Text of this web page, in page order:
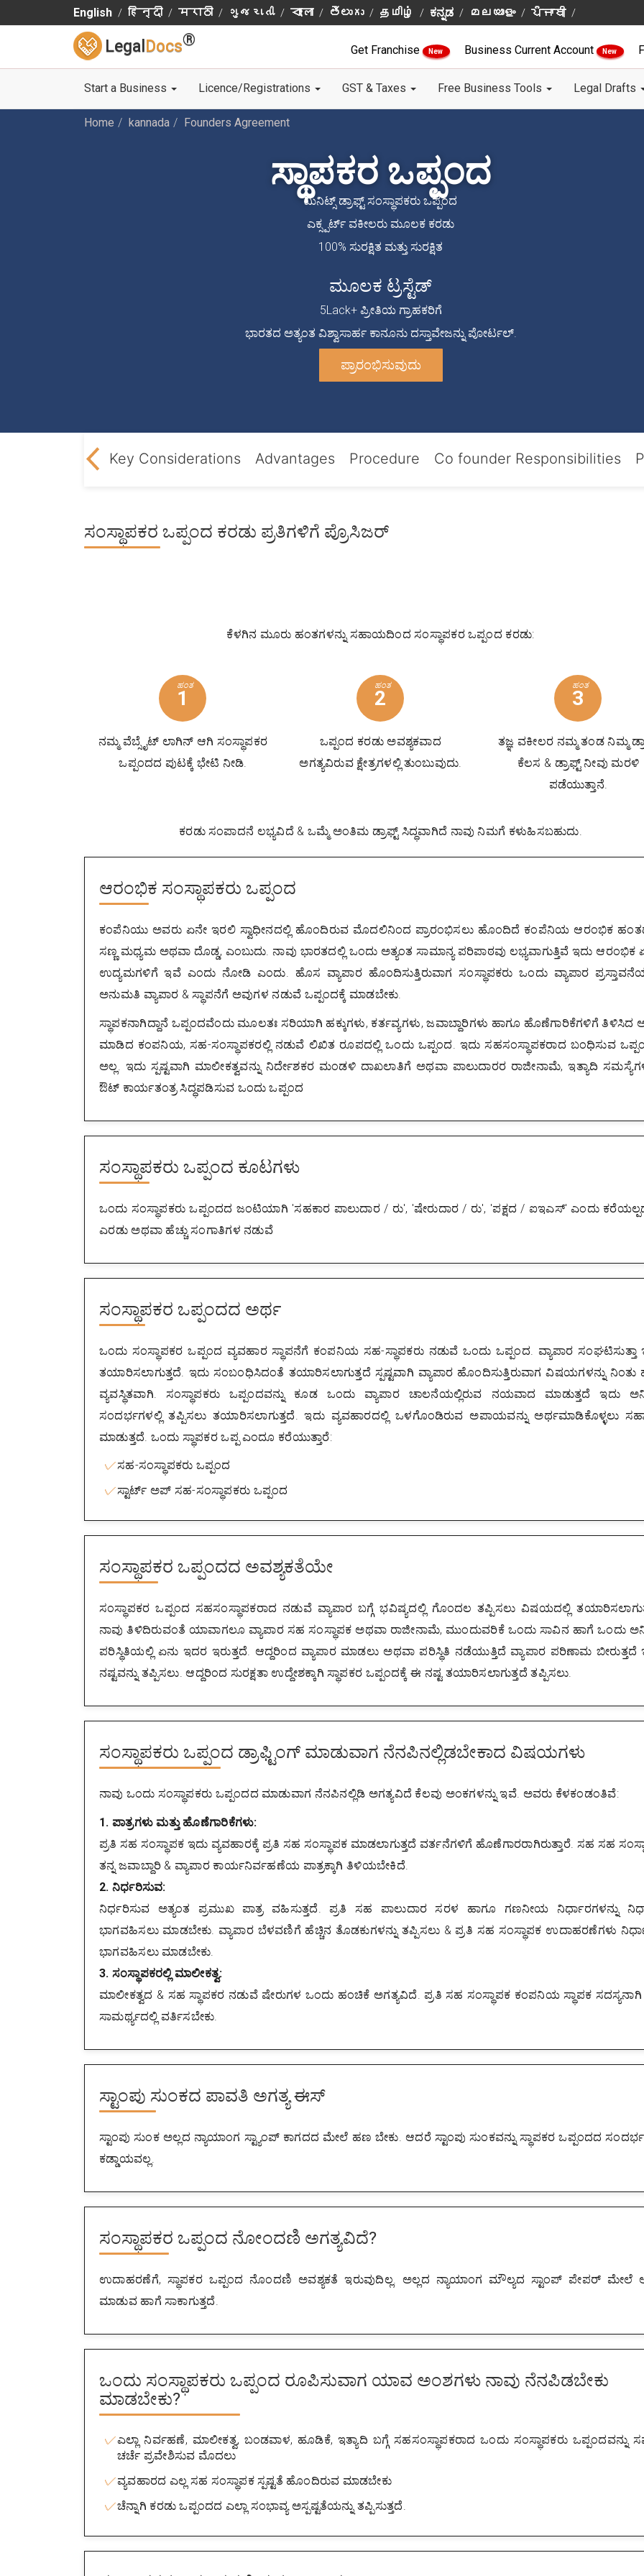
English हिन्दी मराठी ગુજરાતી বাংলা తెలుగు தமிழ் ಕನ್ನಡ മലയാളം ਪੰਜਾਬੀ
Legal Docs®
Get Franchise New Business Current Account New
Start a Business Licence/Registrations GST & Taxes Free Business Tools Legal Drafts
Home kannada Founders Agreement
ಸ್ಥಾಪಕರ ಒಪ್ಪಂದ
ಮಿನಿಟ್ಸ್ ಡ್ರಾಫ್ಟ್ ಸಂಸ್ಥಾಪಕರು ಒಪ್ಪಂದ
ಎಕ್ಸ್ಪರ್ಟ್ ವಕೀಲರು ಮೂಲಕ ಕರಡು
100% ಸುರಕ್ಷಿತ ಮತ್ತು ಸುರಕ್ಷಿತ
ಮೂಲಕ ಟ್ರಸ್ಟೆಡ್
5Lack+ ಪ್ರೀತಿಯ ಗ್ರಾಹಕರಿಗೆ
ಭಾರತದ ಅತ್ಯಂತ ವಿಶ್ವಾಸಾರ್ಹ ಕಾನೂನು ದಸ್ತಾವೇಜನ್ನು ಪೋರ್ಟಲ್.
ಪ್ರಾರಂಭಿಸುವುದು
Clauses Key Considerations Advantages Procedure Co founder Responsibilities
ಸಂಸ್ಥಾಪಕರ ಒಪ್ಪಂದ ಕರಡು ಪ್ರತಿಗಳಿಗೆ ಪ್ರೊಸಿಜರ್
ಕೆಳಗಿನ ಮೂರು ಹಂತಗಳನ್ನು ಸಹಾಯದಿಂದ ಸಂಸ್ಥಾಪಕರ ಒಪ್ಪಂದ ಕರಡು:
ಹಂತ
1
ನಮ್ಮ ವೆಬ್ಸೈಟ್ ಲಾಗಿನ್ ಆಗಿ ಸಂಸ್ಥಾಪಕರ
ಒಪ್ಪಂದದ ಪುಟಕ್ಕೆ ಭೇಟಿ ನೀಡಿ.
ಹಂತ
2
ಒಪ್ಪಂದ ಕರಡು ಅವಶ್ಯಕವಾದ
ಅಗತ್ಯವಿರುವ ಕ್ಷೇತ್ರಗಳಲ್ಲಿ ತುಂಬುವುದು.
ಹಂತ
3
ತಜ್ಞ ವಕೀಲರ ನಮ್ಮ ತಂಡ ನಿಮ್ಮ
ಕೆಲಸ & ಡ್ರಾಫ್ಟ್ ನೀವು ಮರಳಿ
ಪಡೆಯುತ್ತಾನೆ.
ಕರಡು ಸಂಪಾದನೆ ಲಭ್ಯವಿದೆ & ಒಮ್ಮೆ ಅಂತಿಮ ಡ್ರಾಫ್ಟ್ ಸಿದ್ಧವಾಗಿದೆ ನಾವು ನಿಮಗೆ ಕಳುಹಿಸಬಹುದು.
ಆರಂಭಿಕ ಸಂಸ್ಥಾಪಕರು ಒಪ್ಪಂದ
ಕಂಪೆನಿಯು ಅವರು ಏನೇ ಇರಲಿ ಸ್ವಾಧೀನದಲ್ಲಿ ಹೊಂದಿರುವ ಮೊದಲಿನಿಂದ ಪ್ರಾರಂಭಿಸಲು ಹೊಂದಿದೆ ಕಂಪೆನಿಯ ಆರಂಭಿಕ
ಸಣ್ಣ ಮಧ್ಯಮ ಅಥವಾ ದೊಡ್ಡ, ಎಂಬುದು. ನಾವು ಭಾರತದಲ್ಲಿ ಒಂದು ಅತ್ಯಂತ ಸಾಮಾನ್ಯ ಪರಿಪಾಠವು ಲಭ್ಯವಾಗುತ್ತಿವೆ ಇದು ಆರಂಭಿಕ
ಉದ್ಯಮಗಳಿಗೆ ಇವೆ ಎಂದು ನೋಡಿ ಎಂದು. ಹೊಸ ವ್ಯಾಪಾರ ಹೊಂದಿಸುತ್ತಿರುವಾಗ ಸಂಸ್ಥಾಪಕರು ಒಂದು ವ್ಯಾಪಾರ
ಅನುಮತಿ ವ್ಯಾಪಾರ & ಸ್ಥಾಪನೆಗೆ ಅವುಗಳ ನಡುವೆ ಒಪ್ಪಂದಕ್ಕೆ ಮಾಡಬೇಕು.
ಸ್ಥಾಪಕನಾಗಿದ್ದಾನೆ ಒಪ್ಪಂದವೆಂದು ಮೂಲತಃ ಸರಿಯಾಗಿ ಹಕ್ಕುಗಳು, ಕರ್ತವ್ಯಗಳು, ಜವಾಬ್ದಾರಿಗಳು ಹಾಗೂ ಹೊಣೆಗಾರಿಕೆಗಳಿಗೆ ತಿಳಿಸಿದ
ಮಾಡಿದ ಕಂಪನಿಯ, ಸಹ-ಸಂಸ್ಥಾಪಕರಲ್ಲಿ ನಡುವೆ ಲಿಖಿತ ರೂಪದಲ್ಲಿ ಒಂದು ಒಪ್ಪಂದ. ಇದು ಸಹಸಂಸ್ಥಾಪಕರಾದ ಬಂಧಿಸುವ
ಅಲ್ಲ. ಇದು ಸ್ಪಷ್ಟವಾಗಿ ಮಾಲೀಕತ್ವವನ್ನು ನಿರ್ದೇಶಕರ ಮಂಡಳಿ ದಾಖಲಾತಿಗೆ ಅಥವಾ ಪಾಲುದಾರರ ರಾಜೀನಾಮೆ, ಇತ್ಯಾದಿ
ಔಟ್ ಕಾರ್ಯತಂತ್ರ ಸಿದ್ಧಪಡಿಸುವ ಒಂದು ಒಪ್ಪಂದ
ಸಂಸ್ಥಾಪಕರು ಒಪ್ಪಂದ ಕೂಟಗಳು
ಒಂದು ಸಂಸ್ಥಾಪಕರು ಒಪ್ಪಂದದ ಜಂಟಿಯಾಗಿ 'ಸಹಕಾರ ಪಾಲುದಾರ / ರು', 'ಷೇರುದಾರ / ರು', 'ಪಕ್ಷದ / ಐಇಎಸ್' ಎಂದು
ಎರಡು ಅಥವಾ ಹೆಚ್ಚು ಸಂಗಾತಿಗಳ ನಡುವೆ
ಸಂಸ್ಥಾಪಕರ ಒಪ್ಪಂದದ ಅರ್ಥ
ಒಂದು ಸಂಸ್ಥಾಪಕರ ಒಪ್ಪಂದ ವ್ಯವಹಾರ ಸ್ಥಾಪನೆಗೆ ಕಂಪನಿಯ ಸಹ-ಸ್ಥಾಪಕರು ನಡುವೆ ಒಂದು ಒಪ್ಪಂದ. ವ್ಯಾಪಾರ ಸಂಘಟಿಸುತ್ತಾ
ತಯಾರಿಸಲಾಗುತ್ತದೆ. ಇದು ಸಂಬಂಧಿಸಿದಂತೆ ತಯಾರಿಸಲಾಗುತ್ತದೆ ಸ್ಪಷ್ಟವಾಗಿ ವ್ಯಾಪಾರ ಹೊಂದಿಸುತ್ತಿರುವಾಗ ವಿಷಯಗಳನ್ನು ನಿಂತು
ವ್ಯವಸ್ಥಿತವಾಗಿ. ಸಂಸ್ಥಾಪಕರು ಒಪ್ಪಂದವನ್ನು ಕೂಡ ಒಂದು ವ್ಯಾಪಾರ ಚಾಲನೆಯಲ್ಲಿರುವ ನಯವಾದ ಮಾಡುತ್ತದೆ ಇದು
ಸಂದರ್ಭಗಳಲ್ಲಿ ತಪ್ಪಿಸಲು ತಯಾರಿಸಲಾಗುತ್ತದೆ. ಇದು ವ್ಯವಹಾರದಲ್ಲಿ ಒಳಗೊಂಡಿರುವ ಅಪಾಯವನ್ನು ಅರ್ಥಮಾಡಿಕೊಳ್ಳಲು
ಮಾಡುತ್ತದೆ. ಒಂದು ಸ್ಥಾಪಕರ ಒಪ್ಪ ಎಂದೂ ಕರೆಯುತ್ತಾರೆ:
ಸಹ-ಸಂಸ್ಥಾಪಕರು ಒಪ್ಪಂದ
ಸ್ಟಾರ್ಟ್ ಅಪ್ ಸಹ-ಸಂಸ್ಥಾಪಕರು ಒಪ್ಪಂದ
ಸಂಸ್ಥಾಪಕರ ಒಪ್ಪಂದದ ಅವಶ್ಯಕತೆಯೇ
ಸಂಸ್ಥಾಪಕರ ಒಪ್ಪಂದ ಸಹಸಂಸ್ಥಾಪಕರಾದ ನಡುವೆ ವ್ಯಾಪಾರ ಬಗ್ಗೆ ಭವಿಷ್ಯದಲ್ಲಿ ಗೊಂದಲ ತಪ್ಪಿಸಲು ವಿಷಯದಲ್ಲಿ
ನಾವು ತಿಳಿದಿರುವಂತೆ ಯಾವಾಗಲೂ ವ್ಯಾಪಾರ ಸಹ ಸಂಸ್ಥಾಪಕ ಅಥವಾ ರಾಜೀನಾಮೆ, ಮುಂದುವರಿಕೆ ಒಂದು ಸಾವಿನ ಹಾಗೆ ಒಂದು
ಪರಿಸ್ಥಿತಿಯಲ್ಲಿ ಏನು ಇದರ ಇರುತ್ತದೆ. ಆದ್ದರಿಂದ ವ್ಯಾಪಾರ ಮಾಡಲು ಅಥವಾ ಪರಿಸ್ಥಿತಿ ನಡೆಯುತ್ತಿದೆ ವ್ಯಾಪಾರ ಪರಿಣಾಮ ಬೀರುತ್ತದೆ
ನಷ್ಟವನ್ನು ತಪ್ಪಿಸಲು. ಆದ್ದರಿಂದ ಸುರಕ್ಷತಾ ಉದ್ದೇಶಕ್ಕಾಗಿ ಸ್ಥಾಪಕರ ಒಪ್ಪಂದಕ್ಕೆ ಈ ನಷ್ಟ ತಯಾರಿಸಲಾಗುತ್ತದೆ ತಪ್ಪಿಸಲು.
ಸಂಸ್ಥಾಪಕರು ಒಪ್ಪಂದ ಡ್ರಾಫ್ಟಿಂಗ್ ಮಾಡುವಾಗ ನೆನಪಿನಲ್ಲಿಡಬೇಕಾದ ವಿಷಯಗಳು
ನಾವು ಒಂದು ಸಂಸ್ಥಾಪಕರು ಒಪ್ಪಂದದ ಮಾಡುವಾಗ ನೆನಪಿನಲ್ಲಿಡಿ ಅಗತ್ಯವಿದೆ ಕೆಲವು ಅಂಕಗಳನ್ನು ಇವೆ. ಅವರು ಕೆಳಕಂಡಂತಿವೆ:
1. ಪಾತ್ರಗಳು ಮತ್ತು ಹೊಣೆಗಾರಿಕೆಗಳು:
ಪ್ರತಿ ಸಹ ಸಂಸ್ಥಾಪಕ ಇದು ವ್ಯವಹಾರಕ್ಕೆ ಪ್ರತಿ ಸಹ ಸಂಸ್ಥಾಪಕ ಮಾಡಲಾಗುತ್ತದೆ ವರ್ತನೆಗಳಿಗೆ ಹೊಣೆಗಾರರಾಗಿರುತ್ತಾರೆ. ಸಹ ಸಹ
ತನ್ನ ಜವಾಬ್ದಾರಿ & ವ್ಯಾಪಾರ ಕಾರ್ಯನಿರ್ವಹಣೆಯ ಪಾತ್ರಕ್ಕಾಗಿ ತಿಳಿಯಬೇಕಿದೆ.
2. ನಿರ್ಧರಿಸುವ:
ನಿರ್ಧರಿಸುವ ಅತ್ಯಂತ ಪ್ರಮುಖ ಪಾತ್ರ ವಹಿಸುತ್ತದೆ. ಪ್ರತಿ ಸಹ ಪಾಲುದಾರ ಸರಳ ಹಾಗೂ ಗಣನೀಯ ನಿರ್ಧಾರಗಳನ್ನು
ಭಾಗವಹಿಸಲು ಮಾಡಬೇಕು. ವ್ಯಾಪಾರ ಬೆಳವಣಿಗೆ ಹೆಚ್ಚಿನ ತೊಡಕುಗಳನ್ನು ತಪ್ಪಿಸಲು & ಪ್ರತಿ ಸಹ ಸಂಸ್ಥಾಪಕ ಉದಾಹರಣೆಗಳು
ಭಾಗವಹಿಸಲು ಮಾಡಬೇಕು.
3. ಸಂಸ್ಥಾಪಕರಲ್ಲಿ ಮಾಲೀಕತ್ವ:
ಮಾಲೀಕತ್ವದ & ಸಹ ಸ್ಥಾಪಕರ ನಡುವೆ ಷೇರುಗಳ ಒಂದು ಹಂಚಿಕೆ ಅಗತ್ಯವಿದೆ. ಪ್ರತಿ ಸಹ ಸಂಸ್ಥಾಪಕ ಕಂಪನಿಯ ಸ್ಥಾಪಕ ಸದಸ್ಯನಾಗಿ
ಸಾಮರ್ಥ್ಯದಲ್ಲಿ ವರ್ತಿಸಬೇಕು.
ಸ್ಟಾಂಪು ಸುಂಕದ ಪಾವತಿ ಅಗತ್ಯ ಈಸ್
ಸ್ಟಾಂಪು ಸುಂಕ ಅಲ್ಲದ ನ್ಯಾಯಾಂಗ ಸ್ಟ್ಯಾಂಪ್ ಕಾಗದದ ಮೇಲೆ ಹಣ ಬೇಕು. ಆದರೆ ಸ್ಟಾಂಪು ಸುಂಕವನ್ನು ಸ್ಥಾಪಕರ ಒಪ್ಪಂದದ
ಕಡ್ಡಾಯವಲ್ಲ.
ಸಂಸ್ಥಾಪಕರ ಒಪ್ಪಂದ ನೋಂದಣಿ ಅಗತ್ಯವಿದೆ?
ಉದಾಹರಣೆಗೆ, ಸ್ಥಾಪಕರ ಒಪ್ಪಂದ ನೊಂದಣಿ ಅವಶ್ಯಕತೆ ಇರುವುದಿಲ್ಲ. ಅಲ್ಲದ ನ್ಯಾಯಾಂಗ ಮೌಲ್ಯದ ಸ್ಟಾಂಪ್ ಪೇಪರ್ ಮೇಲೆ
ಮಾಡುವ ಹಾಗೆ ಸಾಕಾಗುತ್ತದೆ.
ಒಂದು ಸಂಸ್ಥಾಪಕರು ಒಪ್ಪಂದ ರೂಪಿಸುವಾಗ ಯಾವ ಅಂಶಗಳು ನಾವು ನೆನಪಿಡಬೇಕು
ಮಾಡಬೇಕು?
ಎಲ್ಲಾ ನಿರ್ವಹಣೆ, ಮಾಲೀಕತ್ವ, ಬಂಡವಾಳ, ಹೂಡಿಕೆ, ಇತ್ಯಾದಿ ಬಗ್ಗೆ ಸಹಸಂಸ್ಥಾಪಕರಾದ ಒಂದು ಸಂಸ್ಥಾಪಕರು ಒಪ್ಪಂದವನ್ನು
ಚರ್ಚೆ ಪ್ರವೇಶಿಸುವ ಮೊದಲು
ವ್ಯವಹಾರದ ಎಲ್ಲ ಸಹ ಸಂಸ್ಥಾಪಕ ಸ್ಪಷ್ಟತೆ ಹೊಂದಿರುವ ಮಾಡಬೇಕು
ಚೆನ್ನಾಗಿ ಕರಡು ಒಪ್ಪಂದದ ಎಲ್ಲಾ ಸಂಭಾವ್ಯ ಅಸ್ಪಷ್ಟತೆಯನ್ನು ತಪ್ಪಿಸುತ್ತದೆ.